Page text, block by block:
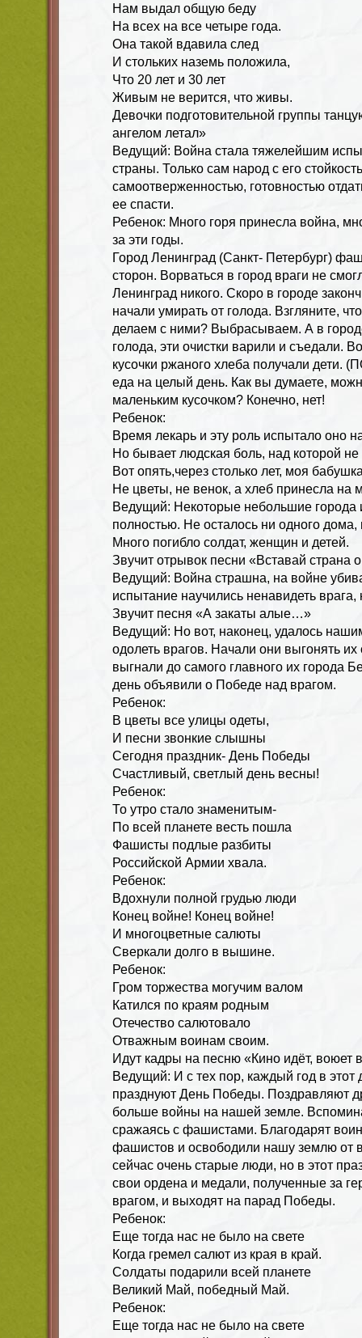
Нам выдал общую беду
На всех на все четыре года.
Она такой вдавила след
И стольких наземь положила,
Что 20 лет и 30 лет
Живым не верится, что живы.
Девочки подготовительной группы
ангелом летал»
Ведущий: Война стала тяжелейшим
страны. Только сам народ с его
самоотверженностью, готовностью
ее спасти.
Ребенок: Много горя принесла война,
за эти годы.
Город Ленинград (Санкт- Петербург)
сторон. Ворваться в город враги не
Ленинград никого. Скоро в городе
начали умирать от голода. Взгляните,
делаем с ними? Выбрасываем. А в
голода, эти очистки варили и съедали.
кусочки ржаного хлеба получали дети.
еда на целый день. Как вы думаете,
маленьким кусочком? Конечно, нет!
Ребенок:
Время лекарь и эту роль испытало оно
Но бывает людская боль, над которой
Вот опять,через столько лет, моя
Не цветы, не венок, а хлеб принесла на
Ведущий: Некоторые небольшие города
полностью. Не осталось ни одного дома,
Много погибло солдат, женщин и детей.
Звучит отрывок песни «Вставай страна
Ведущий: Война страшна, на войне
испытание научились ненавидеть
Звучит песня «А закаты алые…»
Ведущий: Но вот, наконец, удалось
одолеть врагов. Начали они выгонять
выгнали до самого главного их города
день объявили о Победе над врагом.
Ребенок:
В цветы все улицы одеты,
И песни звонкие слышны
Сегодня праздник- День Победы
Счастливый, светлый день весны!
Ребенок:
То утро стало знаменитым-
По всей планете весть пошла
Фашисты подлые разбиты
Российской Армии хвала.
Ребенок:
Вдохнули полной грудью люди
Конец войне! Конец войне!
И многоцветные салюты
Сверкали долго в вышине.
Ребенок:
Гром торжества могучим валом
Катился по краям родным
Отечество салютовало
Отважным воинам своим.
Идут кадры на песню «Кино идёт, воюет
Ведущий: И с тех пор, каждый год в
празднуют День Победы. Поздравляют
больше войны на нашей земле.
сражаясь с фашистами. Благодарят
фашистов и освободили нашу землю от
сейчас очень старые люди, но в этот
свои ордена и медали, полученные за
врагом, и выходят на парад Победы.
Ребенок:
Еще тогда нас не было на свете
Когда гремел салют из края в край.
Солдаты подарили всей планете
Великий Май, победный Май.
Ребенок:
Еще тогда нас не было на свете